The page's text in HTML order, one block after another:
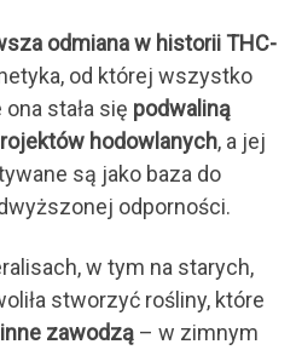
odmiana w historii THC-
od której wszystko
stała się podwaliną
hodowlanych, a jej
są jako baza do
odporności.
w tym na starych,
stworzyć rośliny, które
zawodzą – w zimnym